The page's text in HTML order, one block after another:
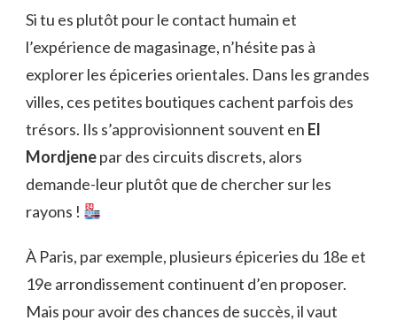
Si tu es plutôt pour le contact humain et
l’expérience de magasinage, n’hésite pas à
explorer les épiceries orientales. Dans les grandes
villes, ces petites boutiques cachent parfois des
trésors. Ils s’approvisionnent souvent en El
Mordjenepar des circuits discrets, alors
demande-leur plutôt que de chercher sur les
rayons !
À Paris, par exemple, plusieurs épiceries du 18e et
19e arrondissement continuent d’en proposer.
Mais pour avoir des chances de succès, il vaut